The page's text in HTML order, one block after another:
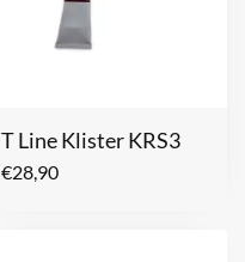
T Line Klister KRS3
€28,90